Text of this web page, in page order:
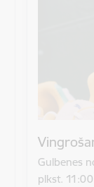
Gulbenes
plkst.